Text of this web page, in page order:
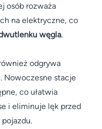
osób rozważa
na elektryczne, co
węgla.
odgrywa
Nowoczesne stacje
co ułatwia
i eliminuje lęk przed